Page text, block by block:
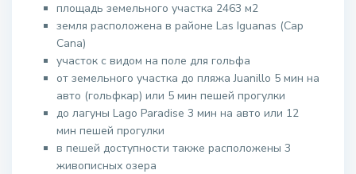
площадь земельного участка 2463 м2
земля расположена в районе Las Iguanas (Cap
Cana)
участок с видом на поле для гольфа
от земельного участка до пляжа Juanillo 5 мин на
авто (гольфкар) или 5 мин пешей прогулки
до лагуны Lago Paradise 3 мин на авто или 12
мин пешей прогулки
в пешей доступности также расположены 3
живописных озера